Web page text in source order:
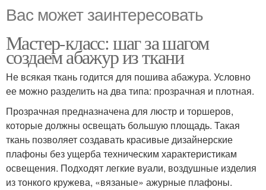
Вас может заинтересовать
Мастер-класс: шаг за шагом
создаем абажур из ткани
Не всякая ткань годится для пошива абажура. Условно
ее можно разделить на два типа: прозрачная и плотная.
Прозрачная предназначена для люстр и торшеров,
которые должны освещать большую площадь. Такая
ткань позволяет создавать красивые дизайнерские
плафоны без ущерба техническим характеристикам
освещения. Подходят легкие вуали, воздушные изделия
из тонкого кружева, «вязаные» ажурные плафоны.